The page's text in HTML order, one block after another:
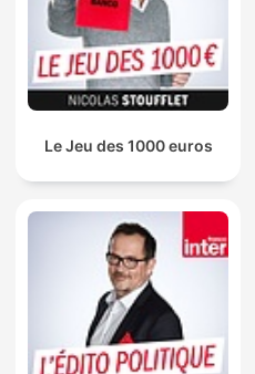
Le Jeu des 1000 euros